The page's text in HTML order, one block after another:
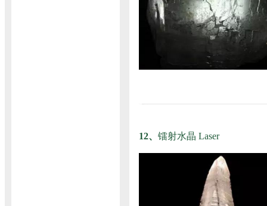
12、 镭射水晶 Laser